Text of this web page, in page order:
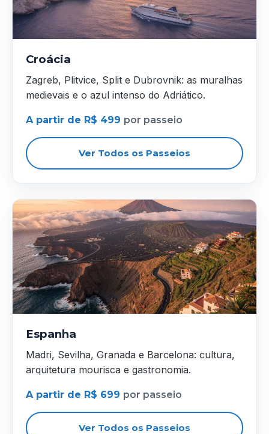
Croácia
Zagreb, Plitvice, Split e Dubrovnik: as muralhas
medievais e o azul intenso do Adriático.
A partir de R$ 499 por passeio
Ver Todos os Passeios
Espanha
Madri, Sevilha, Granada e Barcelona: cultura,
arquitetura mourisca e gastronomia.
A partir de R$ 699 por passeio
Ver Todos os Passeios